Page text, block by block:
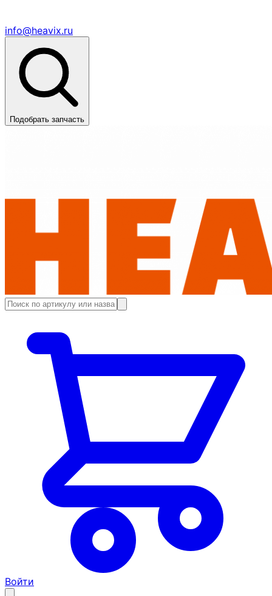
info@heavix.ru
Подобрать запчасть
Войти